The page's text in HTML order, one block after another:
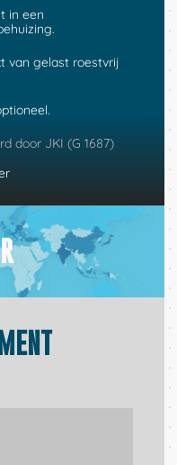
in een
van gelast roestvrij
door JKI (G 1687)